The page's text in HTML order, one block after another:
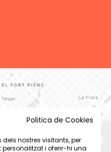
Politica de Cookies
nostres visitants, per
i oferir-hi una